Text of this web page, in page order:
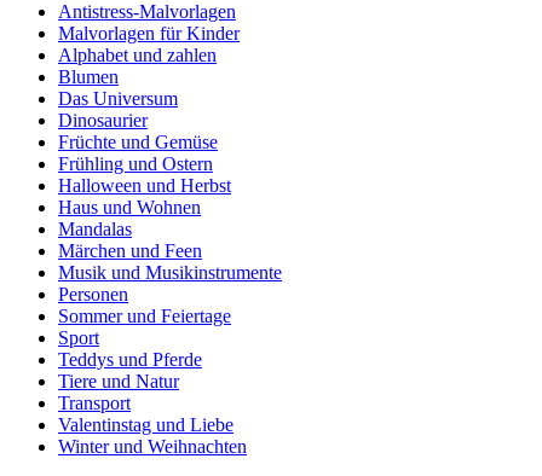
Antistress-Malvorlagen
Malvorlagen für Kinder
Alphabet und zahlen
Blumen
Das Universum
Dinosaurier
Früchte und Gemüse
Frühling und Ostern
Halloween und Herbst
Haus und Wohnen
Mandalas
Märchen und Feen
Musik und Musikinstrumente
Personen
Sommer und Feiertage
Sport
Teddys und Pferde
Tiere und Natur
Transport
Valentinstag und Liebe
Winter und Weihnachten